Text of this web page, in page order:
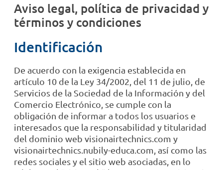
Aviso legal, política de privacidad y
términos y condiciones
Identificación
De acuerdo con la exigencia establecida en
artículo 10 de la Ley 34/2002, del 11 de julio, de
Servicios de la Sociedad de la Información y del
Comercio Electrónico, se cumple con la
obligación de informar a todos los usuarios e
interesados que la responsabilidad y titularidad
del dominio web visionairtechnics.com y
visionairtechnics.nubily-educa.com, así como las
redes sociales y el sitio web asociadas, en lo